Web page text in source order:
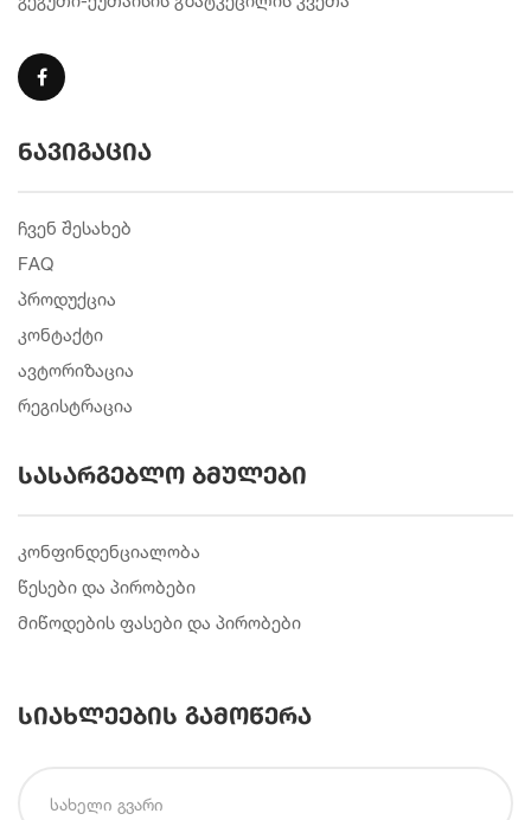
ნავიგაცია
ჩვენ შესახებ
FAQ
პროდუქცია
კონტაქტი
ავტორიზაცია
რეგისტრაცია
სასარგებლო ბმულები
კონფინდენციალობა
წესები და პირობები
მიწოდების ფასები და პირობები
სიახლეების გამოწერა